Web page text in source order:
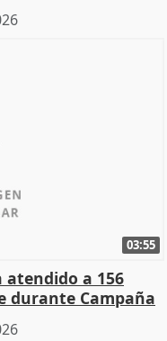
03:55
atendido a 156
durante Campaña